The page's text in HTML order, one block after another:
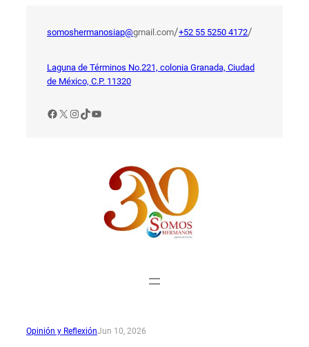
somoshermanosiap@gmail.com/+52 55 5250 4172/
Laguna de Términos No.221, colonia Granada, Ciudad
de México, C.P. 11320
Facebook
X Instagram
TikTok
YouTube
Opinión y ReflexiónJun 10, 2026